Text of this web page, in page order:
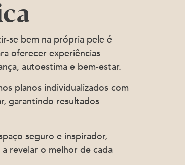
se bem na própria pele é
oferecer experiências
autoestima e bem-estar.
planos individualizados com
garantindo resultados
seguro e inspirador,
revelar o melhor de cada